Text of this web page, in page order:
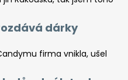
dárky
firma vnikla, ušel